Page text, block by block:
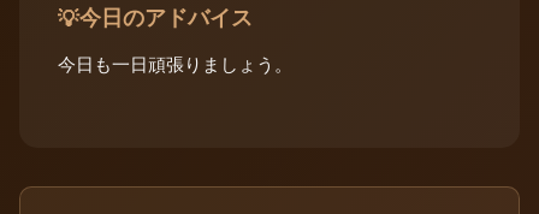
💡今日のアドバイス
今日も一日頑張りましょう。